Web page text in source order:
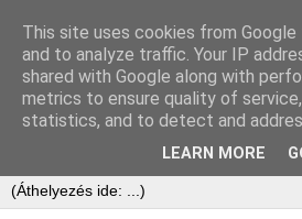
This site uses cookies from
and to analyze traffic. Your IP
shared with Google along with
metrics to ensure quality of
statistics, and to detect and
LEARN MORE